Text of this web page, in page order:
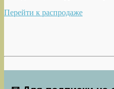
Перейти к распродаже